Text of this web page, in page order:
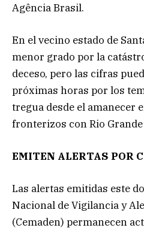
Agência Brasil.
En el vecino estado de
menor grado por la
deceso, pero las cifras
próximas horas por los
tregua desde el amanecer
fronterizos con Rio Grande
EMITEN ALERTAS POR
Las alertas emitidas este
Nacional de Vigilancia y
(Cemaden) permanecen